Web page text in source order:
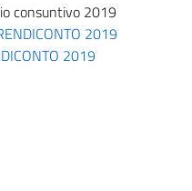
consuntivo 2019
2019
2019